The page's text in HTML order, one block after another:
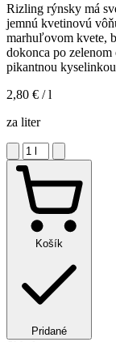
Rizling rýnsky má
jemnú kvetinovú
marhuľovom kvete,
dokonca po
pikantnou
2,80 € / l
za liter
Košík
Pridané